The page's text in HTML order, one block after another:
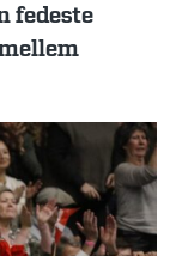
fedeste